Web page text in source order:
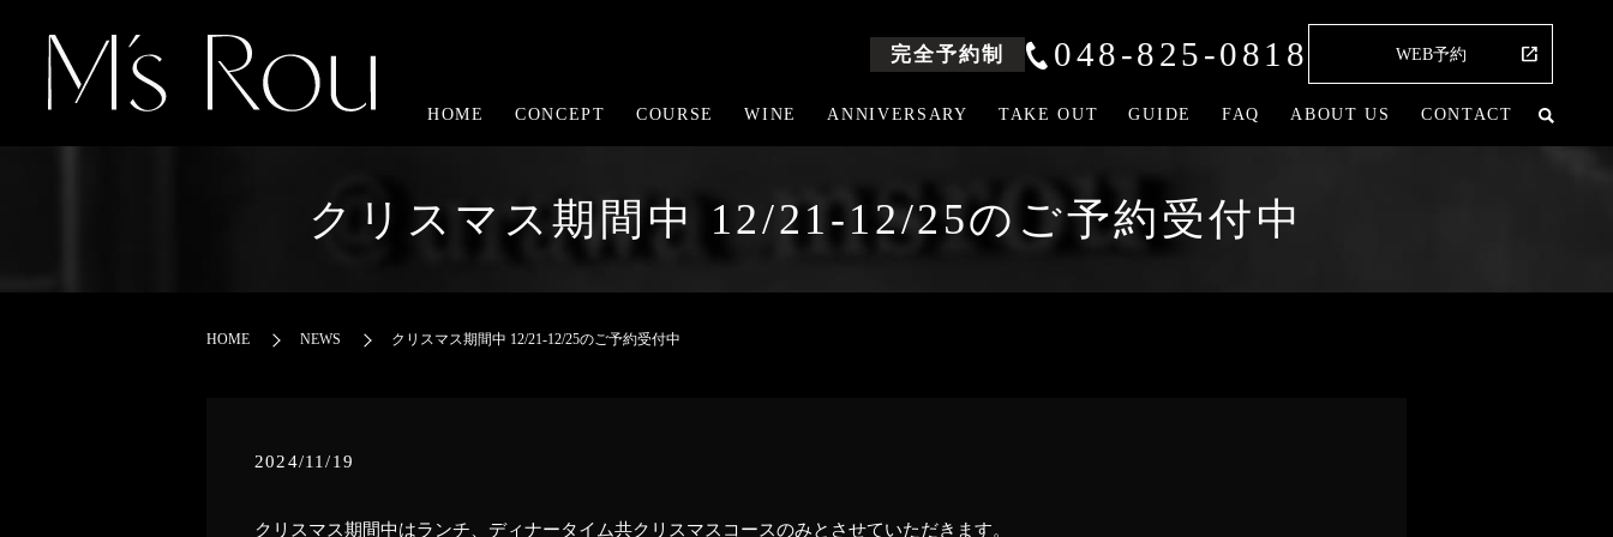
HOME CONCEPT COURSE WINE ANNIVERSARY TAKE OUT GUIDE FAQ ABOUT US CONTACT
完全予約制 048-825-0818 WEB予約
クリスマス期間中 12/21-12/25のご予約受付中
HOME NEWS クリスマス期間中 12/21-12/25のご予約受付中
2024/11/19
クリスマス期間中はランチ、ディナータイム共クリスマスコースのみとさせていただきます。